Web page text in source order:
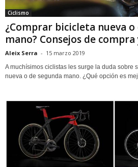
Ciclismo
¿Comprar bicicleta nueva o
mano? Consejos de compra
Aleix Serra - 15 marzo 2019
A muchísimos ciclistas les surge la duda sobre
nueva o de segunda mano. ¿Qué opción es